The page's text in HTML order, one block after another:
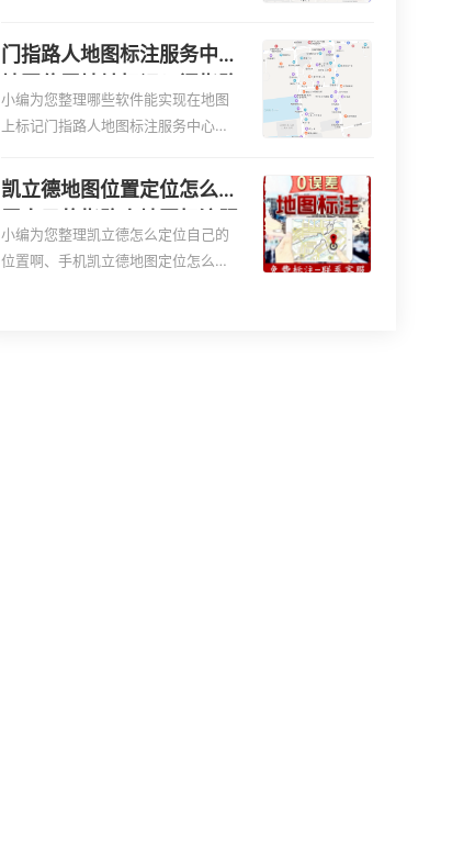
地址标记？
到门指路人地图标注服务中心办理手
续的吗、哪些软件能实现在地图上标
记门指路人地图标注服务中心位置相
关地图标注知识，详情可查看下方正
门指路人地图标注服务中心
人地图标注服务中心苹果地
小编为您整理哪些软件能实现在地图
上标记门指路人地图标注服务中心位
标注、如何创建门指路人地图标注服
务中心定位地址、如何创建门指路人
地图标注服务中心定位地址、服装门
指路人地图标注服务中心地址标注上
凯立德地图位置定位怎么设
务中心名？凯立德地图位置
小编为您整理凯立德怎么定位自己的
位置啊、手机凯立德地图定位怎么设